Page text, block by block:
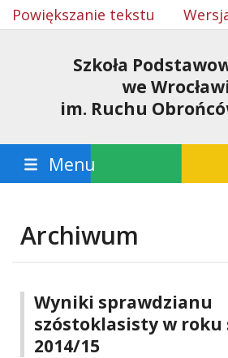
Powiększanie tekstu
Szkoła
we
im. Ruchu
Menu
Archiwum
Wyniki sprawdzianu
szóstoklasisty w roku
2014/15